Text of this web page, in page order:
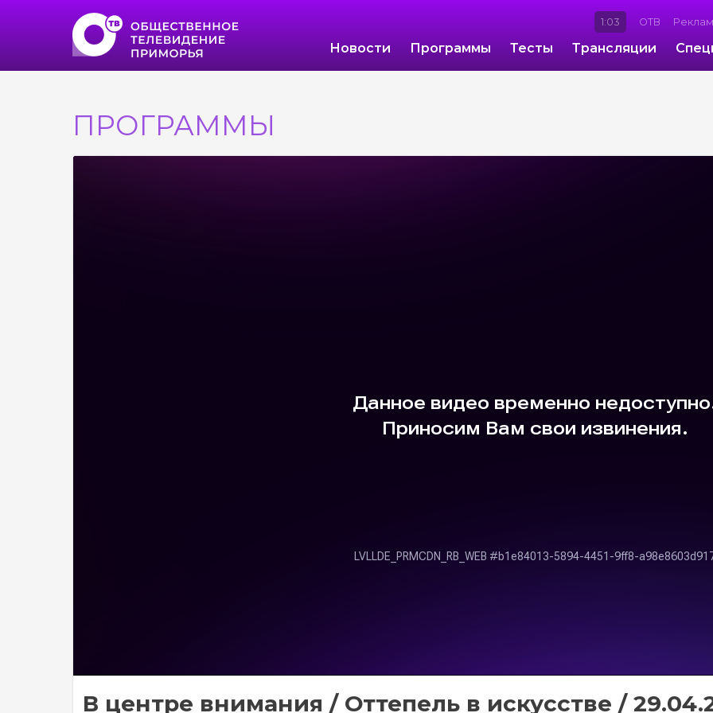
1:03 ОТВ
Новости Программы Тесты Трансляции
ПРОГРАММЫ
В центре внимания / Оттепель в искусстве /